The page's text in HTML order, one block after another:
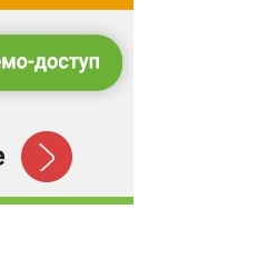
Верховного Суду,
правовій системі